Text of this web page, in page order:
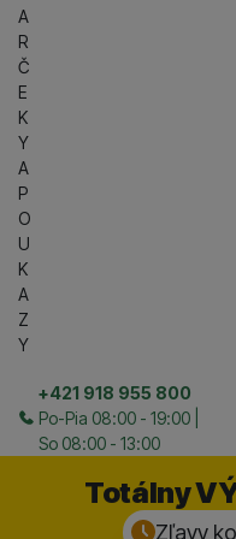
A
R
Č
E
K
Y
A
P
O
U
K
A
Z
Y
+421 918 955 800
Po-Pia 08:00 - 19:00 |
So 08:00 - 13:00
Totálny
Zľavy